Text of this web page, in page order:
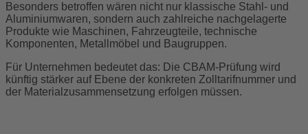
Besonders betroffen wären nicht nur klassische Stahl- und
Aluminiumwaren, sondern auch zahlreiche nachgelagerte
Produkte wie Maschinen, Fahrzeugteile, technische
Komponenten, Metallmöbel und Baugruppen.
Für Unternehmen bedeutet das: Die CBAM-Prüfung wird
künftig stärker auf Ebene der konkreten Zolltarifnummer und
der Materialzusammensetzung erfolgen müssen.